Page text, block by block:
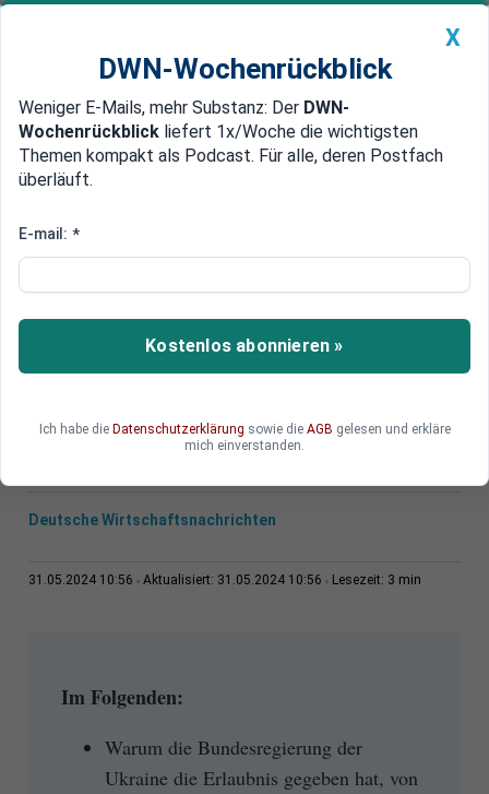
Newsticker MEIN DWN: Geldanlage Premium
Edelmetalle DWN-Magazin China
Bundesregierung erlaubt Ukraine
Deutschland erlaubt der Ukraine, gelieferte
Waffen auch gegen russische Ziele einzusetzen.
Dies betrifft insbesondere Angriffe aus dem
könnte den Konflikt weiter verschärfen.
Deutsche Wirtschaftsnachrichten
31.05.2024 10:56 Aktualisiert: 31.05.2024 10:56 Lesezeit: 3 min
Im Folgenden:
Warum die Bundesregierung der
Ukraine die Erlaubnis gegeben hat, von
X
DWN-Wochenrückblick
Weniger E-Mails, mehr Substanz: Der DWN-
Wochenrückblick liefert 1x/Woche die wichtigsten
Themen kompakt als Podcast. Für alle, deren Postfach
überläuft.
E-mail: *
Kostenlos abonnieren »
Ich habe die Datenschutzerklärung sowie die AGB gelesen und erkläre
mich einverstanden.